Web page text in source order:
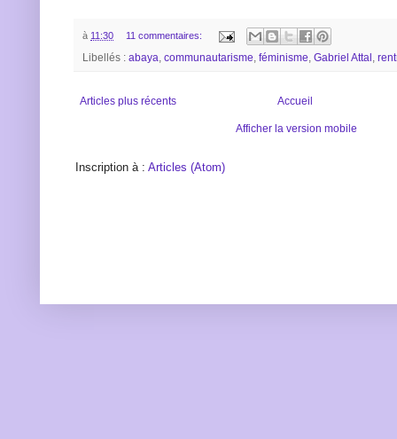
à 11:30 11 commentaires:
Libellés : abaya, communautarisme, féminisme, Gabriel Attal ,
Articles plus récents Accueil
Afficher la version mobile
Inscription à : Articles (Atom)